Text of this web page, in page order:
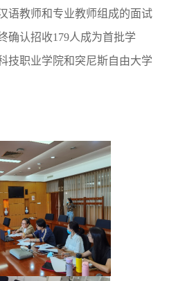
语教师和专业教师组成的面试
确认招收179人成为首批学
技职业学院和突尼斯自由大学